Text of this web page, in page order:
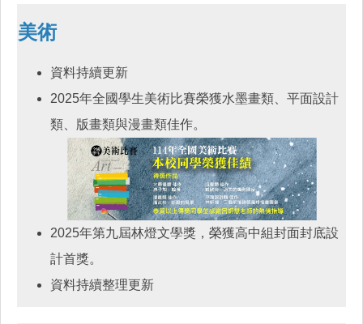
美術
資料持續更新
2025年全國學生美術比賽榮獲水墨畫類、平面設計
類、版畫類與漫畫類佳作。
2025年第九屆林燈文學獎，榮獲高中組封面封底設
計首獎。
資料持續整理更新